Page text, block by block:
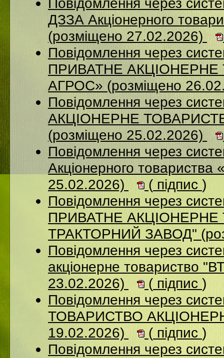
ДЗЗА Акціонерного
(розміщено 27.02.2026)
Повідомлення через
ПРИВАТНЕ
АГРОС» (розміщено
Повідомлення через
АКЦІОНЕРНЕ
(розміщено 25.02.2026)
Повідомлення через
Акціонерного
25.02.2026)
( підпис )
Повідомлення через
ПРИВАТНЕ АКЦIОНЕРНЕ
ТРАКТОРНИЙ ЗАВОД"
Повідомлення через
акціонерне товариство
23.02.2026)
( підпис )
Повідомлення через
ТОВАРИСТВО
19.02.2026)
( підпис )
Повідомлення через